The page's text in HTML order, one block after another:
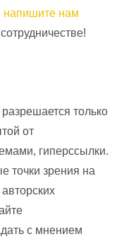
напишите нам
только
от
гиперссылки.
точки зрения на
с мнением